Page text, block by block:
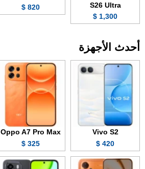
S26 Ultra
1,300 $
820 $
أحدث الأجهزة
Vivo S2
420 $
Oppo A7 Pro Max
325 $